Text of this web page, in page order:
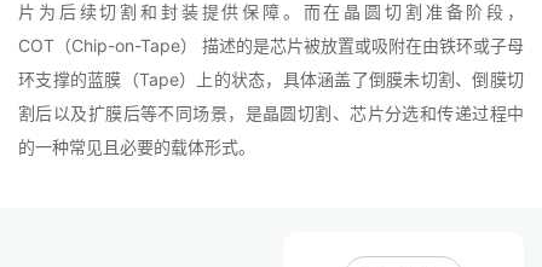
片为后续切割和封装提供保障。而在晶圆切割准备阶段，
COT（Chip-on-Tape） 描述的是芯片被放置或吸附在由铁环或子母
环支撑的蓝膜（Tape）上的状态，具体涵盖了倒膜未切割、倒膜切
割后以及扩膜后等不同场景，是晶圆切割、芯片分选和传递过程中
的一种常见且必要的载体形式。